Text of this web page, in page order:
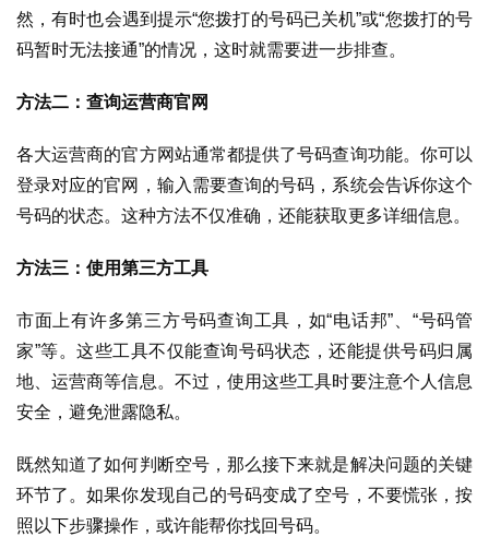
然，有时也会遇到提示“您拨打的号码已关机”或“您拨打的号
码暂时无法接通”的情况，这时就需要进一步排查。
方法二：查询运营商官网
各大运营商的官方网站通常都提供了号码查询功能。你可以
登录对应的官网，输入需要查询的号码，系统会告诉你这个
号码的状态。这种方法不仅准确，还能获取更多详细信息。
方法三：使用第三方工具
市面上有许多第三方号码查询工具，如“电话邦”、“号码管
家”等。这些工具不仅能查询号码状态，还能提供号码归属
地、运营商等信息。不过，使用这些工具时要注意个人信息
安全，避免泄露隐私。
既然知道了如何判断空号，那么接下来就是解决问题的关键
环节了。如果你发现自己的号码变成了空号，不要慌张，按
照以下步骤操作，或许能帮你找回号码。